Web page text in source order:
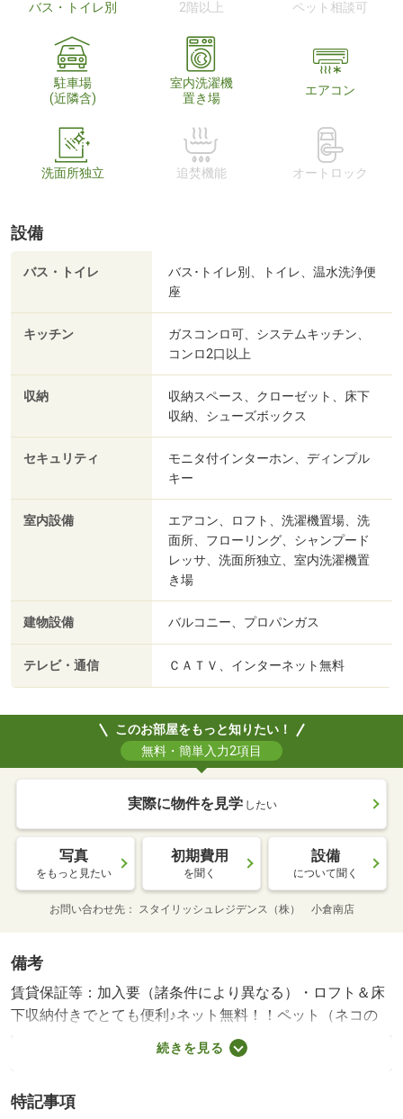
バス・トイレ別 2階以上 ペット相談可
駐車場
(近隣含)
室内洗濯機
置き場
エアコン
洗面所独立 追焚機能 オートロック
設備
バス・トイレ
バス･トイレ別、トイレ、温水洗浄便
座
キッチン
ガスコンロ可、システムキッチン、
コンロ2口以上
収納
収納スペース、クローゼット、床下
収納、シューズボックス
セキュリティ
モニタ付インターホン、ディンプル
キー
室内設備
エアコン、ロフト、洗濯機置場、洗
面所、フローリング、シャンプード
レッサ、洗面所独立、室内洗濯機置
き場
建物設備 バルコニー、プロパンガス
テレビ・通信 ＣＡＴＶ、インターネット無料
このお部屋をもっと知りたい！
無料・簡単入力2項目
実際に物件を見学 したい
写真
をもっと見たい
初期費用
を聞く
設備
について聞く
お問い合わせ先 スタイリッシュレジデンス（株） 小倉南店
備考
賃貸保証等：加入要（諸条件により異なる）・ロフト＆床
下収納付きでとても便利♪ネット無料！！ペット（ネコの
み）飼育ＯＫ♪ 初めての一人暮らしにもオススメ♪周辺環
境も充実！！下曽根駅徒歩五分！！
続きを見る
特記事項